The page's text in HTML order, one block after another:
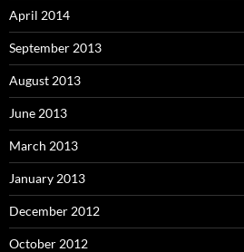
April 2014
September 2013
August 2013
June 2013
March 2013
January 2013
December 2012
October 2012